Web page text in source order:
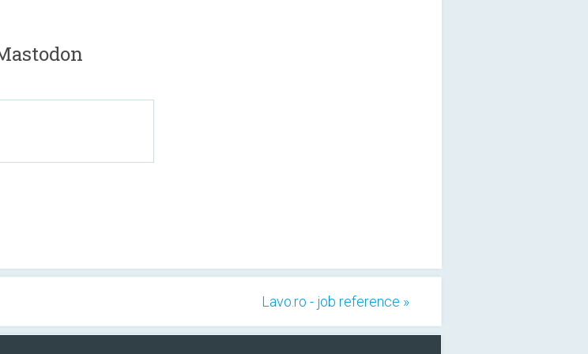
Lavo.ro - job reference »